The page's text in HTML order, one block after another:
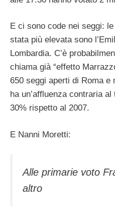
E ci sono code nei seggi: le
stata più elevata sono
Lombardia. C’è
chiama già “effetto
650 seggi aperti di Roma e
ha un’affluenza contraria
30% rispetto al 2007.
E Nanni Moretti:
Alle primarie voto
altro